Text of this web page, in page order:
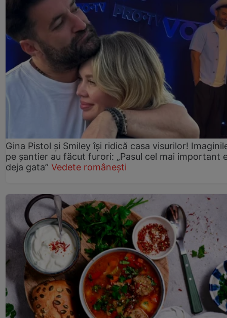
Gina Pistol și Smiley își ridică casa visurilor!
pe șantier au făcut furori: „Pasul cel mai important
deja gata” Vedete românești